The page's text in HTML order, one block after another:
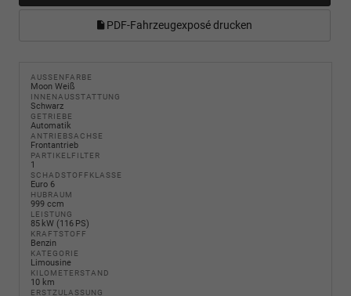
PDF-Fahrzeugexposé drucken
AUSSENFARBE
Moon Weiß
INNENAUSSTATTUNG
Schwarz
GETRIEBE
Automatik
ANTRIEBSACHSE
Frontantrieb
PARTIKELFILTER
1
SCHADSTOFFKLASSE
Euro 6
HUBRAUM
999 ccm
LEISTUNG
85 kW (116 PS)
KRAFTSTOFF
Benzin
KATEGORIE
Limousine
KILOMETERSTAND
10 km
ERSTZULASSUNG